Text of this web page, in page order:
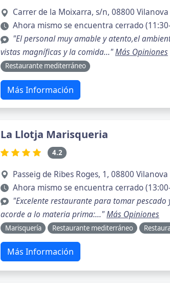
Carrer de la Moixarra, s/n, 08800
Ahora mismo se encuentra cerrado
"El personal muy amable y atento,el
vistas magníficas y la comida..."Más Opiniones
Restaurante mediterráneo
Más Información
La Llotja Marisqueria
4.2
Passeig de Ribes Roges, 1, 08800
Ahora mismo se encuentra cerrado
"Excelente restaurante para tomar pescado
acorde a lo materia prima:..."Más Opiniones
Marisquería Restaurante mediterráneo
Más Información